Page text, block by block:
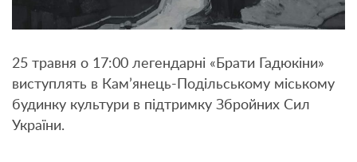
25 травня о 17:00 легендарні «Брати Гадюкіни»
виступлять в Кам’янець-Подільському міському
будинку культури в підтримку Збройних Сил
України.